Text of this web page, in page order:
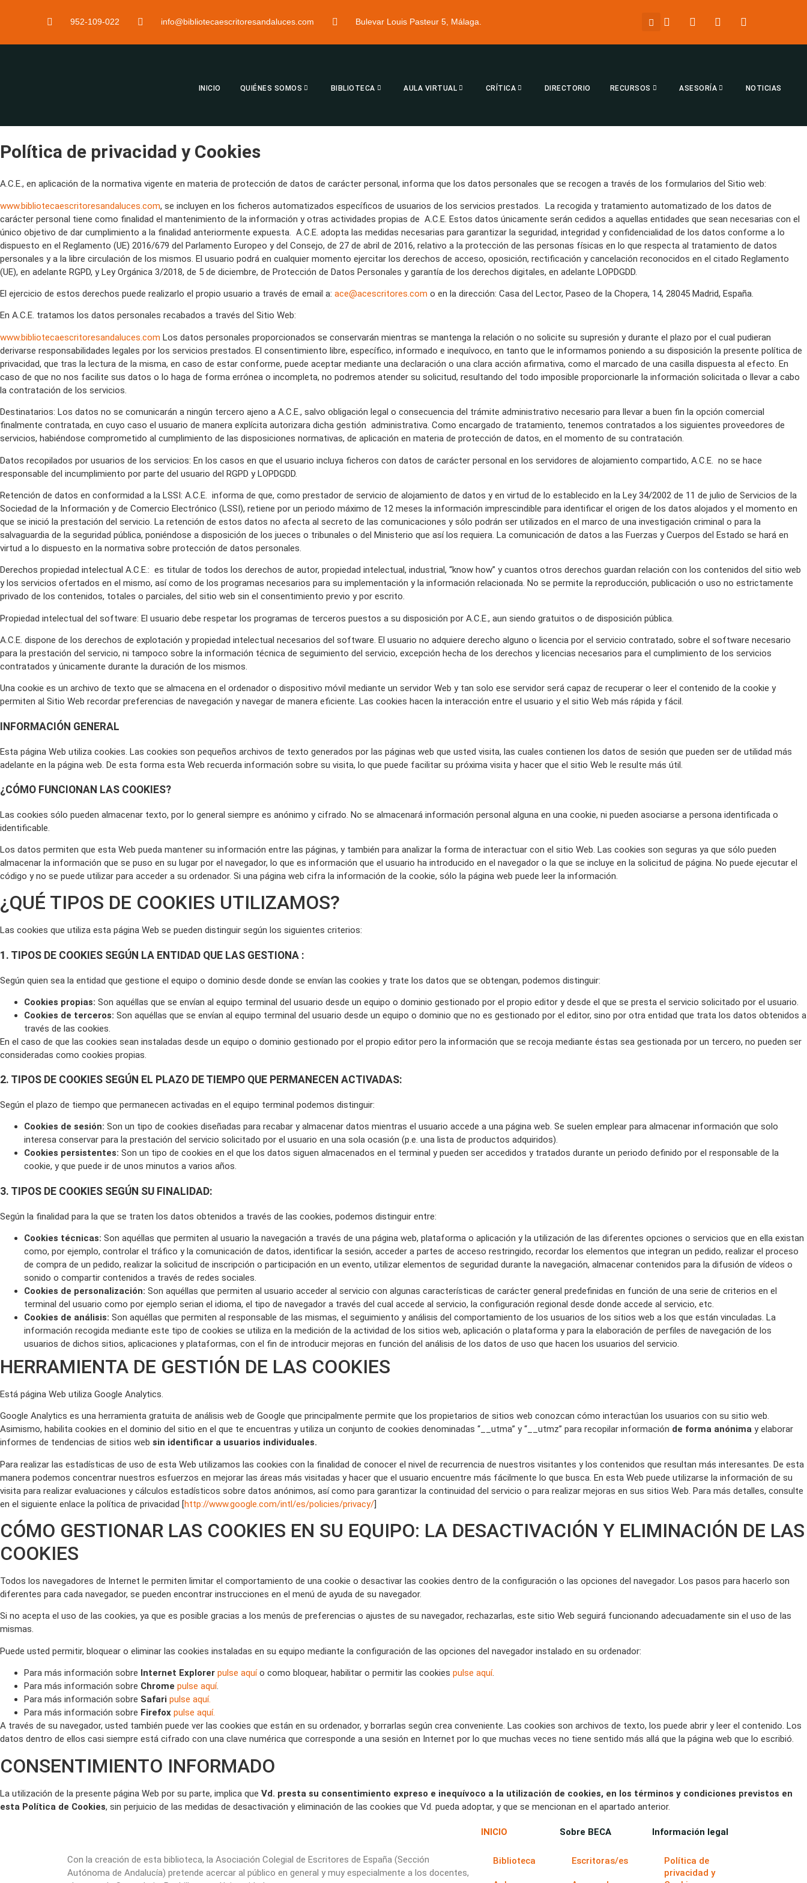
952-109-022 info@bibliotecaescritoresandaluces.com Bulevar Louis Pasteur 5, Málaga.
INICIO QUIÉNES SOMOS BIBLIOTECA AULA VIRTUAL CRÍTICA DIRECTORIO RECURSOS ASESORÍA NOTICIAS
Política de privacidad y Cookies
A.C.E., en aplicación de la normativa vigente en materia de protección de datos de carácter personal, informa que los datos personales que se recogen a través de los formularios del Sitio web:
www.bibliotecaescritoresandaluces.com, se incluyen en los ficheros automatizados específicos de usuarios de los servicios prestados. La recogida y tratamiento automatizado de los datos de
carácter personal tiene como finalidad el mantenimiento de la información y otras actividades propias de A.C.E. Estos datos únicamente serán cedidos a aquellas entidades que sean necesarias con el
único objetivo de dar cumplimiento a la finalidad anteriormente expuesta. A.C.E. adopta las medidas necesarias para garantizar la seguridad, integridad y confidencialidad de los datos conforme a lo
dispuesto en el Reglamento (UE) 2016/679 del Parlamento Europeo y del Consejo, de 27 de abril de 2016, relativo a la protección de las personas físicas en lo que respecta al tratamiento de datos
personales y a la libre circulación de los mismos. El usuario podrá en cualquier momento ejercitar los derechos de acceso, oposición, rectificación y cancelación reconocidos en el citado Reglamento
(UE), en adelante RGPD, y Ley Orgánica 3/2018, de 5 de diciembre, de Protección de Datos Personales y garantía de los derechos digitales, en adelante LOPDGDD.
El ejercicio de estos derechos puede realizarlo el propio usuario a través de email a: ace@acescritores.com o en la dirección: Casa del Lector, Paseo de la Chopera, 14, 28045 Madrid, España.
En A.C.E. tratamos los datos personales recabados a través del Sitio Web:
www.bibliotecaescritoresandaluces.com Los datos personales proporcionados se conservarán mientras se mantenga la relación o no solicite su supresión y durante el plazo por el cual pudieran
derivarse responsabilidades legales por los servicios prestados. El consentimiento libre, específico, informado e inequívoco, en tanto que le informamos poniendo a su disposición la presente política de
privacidad, que tras la lectura de la misma, en caso de estar conforme, puede aceptar mediante una declaración o una clara acción afirmativa, como el marcado de una casilla dispuesta al efecto. En
caso de que no nos facilite sus datos o lo haga de forma errónea o incompleta, no podremos atender su solicitud, resultando del todo imposible proporcionarle la información solicitada o llevar a cabo
la contratación de los servicios.
Destinatarios: Los datos no se comunicarán a ningún tercero ajeno a A.C.E., salvo obligación legal o consecuencia del trámite administrativo necesario para llevar a buen fin la opción comercial
finalmente contratada, en cuyo caso el usuario de manera explícita autorizara dicha gestión administrativa. Como encargado de tratamiento, tenemos contratados a los siguientes proveedores de
servicios, habiéndose comprometido al cumplimiento de las disposiciones normativas, de aplicación en materia de protección de datos, en el momento de su contratación.
Datos recopilados por usuarios de los servicios: En los casos en que el usuario incluya ficheros con datos de carácter personal en los servidores de alojamiento compartido, A.C.E. no se hace
responsable del incumplimiento por parte del usuario del RGPD y LOPDGDD.
Retención de datos en conformidad a la LSSI: A.C.E. informa de que, como prestador de servicio de alojamiento de datos y en virtud de lo establecido en la Ley 34/2002 de 11 de julio de Servicios de la
Sociedad de la Información y de Comercio Electrónico (LSSI), retiene por un periodo máximo de 12 meses la información imprescindible para identificar el origen de los datos alojados y el momento en
que se inició la prestación del servicio. La retención de estos datos no afecta al secreto de las comunicaciones y sólo podrán ser utilizados en el marco de una investigación criminal o para la
salvaguardia de la seguridad pública, poniéndose a disposición de los jueces o tribunales o del Ministerio que así los requiera. La comunicación de datos a las Fuerzas y Cuerpos del Estado se hará en
virtud a lo dispuesto en la normativa sobre protección de datos personales.
Derechos propiedad intelectual A.C.E.: es titular de todos los derechos de autor, propiedad intelectual, industrial, “know how” y cuantos otros derechos guardan relación con los contenidos del sitio web
y los servicios ofertados en el mismo, así como de los programas necesarios para su implementación y la información relacionada. No se permite la reproducción, publicación o uso no estrictamente
privado de los contenidos, totales o parciales, del sitio web sin el consentimiento previo y por escrito.
Propiedad intelectual del software: El usuario debe respetar los programas de terceros puestos a su disposición por A.C.E., aun siendo gratuitos o de disposición pública.
A.C.E. dispone de los derechos de explotación y propiedad intelectual necesarios del software. El usuario no adquiere derecho alguno o licencia por el servicio contratado, sobre el software necesario
para la prestación del servicio, ni tampoco sobre la información técnica de seguimiento del servicio, excepción hecha de los derechos y licencias necesarios para el cumplimiento de los servicios
contratados y únicamente durante la duración de los mismos.
Una cookie es un archivo de texto que se almacena en el ordenador o dispositivo móvil mediante un servidor Web y tan solo ese servidor será capaz de recuperar o leer el contenido de la cookie y
permiten al Sitio Web recordar preferencias de navegación y navegar de manera eficiente. Las cookies hacen la interacción entre el usuario y el sitio Web más rápida y fácil.
INFORMACIÓN GENERAL
Esta página Web utiliza cookies. Las cookies son pequeños archivos de texto generados por las páginas web que usted visita, las cuales contienen los datos de sesión que pueden ser de utilidad más
adelante en la página web. De esta forma esta Web recuerda información sobre su visita, lo que puede facilitar su próxima visita y hacer que el sitio Web le resulte más útil.
¿CÓMO FUNCIONAN LAS COOKIES?
Las cookies sólo pueden almacenar texto, por lo general siempre es anónimo y cifrado. No se almacenará información personal alguna en una cookie, ni pueden asociarse a persona identificada o
identificable.
Los datos permiten que esta Web pueda mantener su información entre las páginas, y también para analizar la forma de interactuar con el sitio Web. Las cookies son seguras ya que sólo pueden
almacenar la información que se puso en su lugar por el navegador, lo que es información que el usuario ha introducido en el navegador o la que se incluye en la solicitud de página. No puede ejecutar el
código y no se puede utilizar para acceder a su ordenador. Si una página web cifra la información de la cookie, sólo la página web puede leer la información.
¿QUÉ TIPOS DE COOKIES UTILIZAMOS?
Las cookies que utiliza esta página Web se pueden distinguir según los siguientes criterios:
1. TIPOS DE COOKIES SEGÚN LA ENTIDAD QUE LAS GESTIONA :
Según quien sea la entidad que gestione el equipo o dominio desde donde se envían las cookies y trate los datos que se obtengan, podemos distinguir:
Cookies propias: Son aquéllas que se envían al equipo terminal del usuario desde un equipo o dominio gestionado por el propio editor y desde el que se presta el servicio solicitado por el usuario.
Cookies de terceros: Son aquéllas que se envían al equipo terminal del usuario desde un equipo o dominio que no es gestionado por el editor, sino por otra entidad que trata los datos obtenidos a
través de las cookies.
En el caso de que las cookies sean instaladas desde un equipo o dominio gestionado por el propio editor pero la información que se recoja mediante éstas sea gestionada por un tercero, no pueden ser
consideradas como cookies propias.
2. TIPOS DE COOKIES SEGÚN EL PLAZO DE TIEMPO QUE PERMANECEN ACTIVADAS:
Según el plazo de tiempo que permanecen activadas en el equipo terminal podemos distinguir:
Cookies de sesión: Son un tipo de cookies diseñadas para recabar y almacenar datos mientras el usuario accede a una página web. Se suelen emplear para almacenar información que solo
interesa conservar para la prestación del servicio solicitado por el usuario en una sola ocasión (p.e. una lista de productos adquiridos).
Cookies persistentes: Son un tipo de cookies en el que los datos siguen almacenados en el terminal y pueden ser accedidos y tratados durante un periodo definido por el responsable de la
cookie, y que puede ir de unos minutos a varios años.
3. TIPOS DE COOKIES SEGÚN SU FINALIDAD:
Según la finalidad para la que se traten los datos obtenidos a través de las cookies, podemos distinguir entre:
Cookies técnicas: Son aquéllas que permiten al usuario la navegación a través de una página web, plataforma o aplicación y la utilización de las diferentes opciones o servicios que en ella existan
como, por ejemplo, controlar el tráfico y la comunicación de datos, identificar la sesión, acceder a partes de acceso restringido, recordar los elementos que integran un pedido, realizar el proceso
de compra de un pedido, realizar la solicitud de inscripción o participación en un evento, utilizar elementos de seguridad durante la navegación, almacenar contenidos para la difusión de vídeos o
sonido o compartir contenidos a través de redes sociales.
Cookies de personalización: Son aquéllas que permiten al usuario acceder al servicio con algunas características de carácter general predefinidas en función de una serie de criterios en el
terminal del usuario como por ejemplo serian el idioma, el tipo de navegador a través del cual accede al servicio, la configuración regional desde donde accede al servicio, etc.
Cookies de análisis: Son aquéllas que permiten al responsable de las mismas, el seguimiento y análisis del comportamiento de los usuarios de los sitios web a los que están vinculadas. La
información recogida mediante este tipo de cookies se utiliza en la medición de la actividad de los sitios web, aplicación o plataforma y para la elaboración de perfiles de navegación de los
usuarios de dichos sitios, aplicaciones y plataformas, con el fin de introducir mejoras en función del análisis de los datos de uso que hacen los usuarios del servicio.
HERRAMIENTA DE GESTIÓN DE LAS COOKIES
Está página Web utiliza Google Analytics.
Google Analytics es una herramienta gratuita de análisis web de Google que principalmente permite que los propietarios de sitios web conozcan cómo interactúan los usuarios con su sitio web.
Asimismo, habilita cookies en el dominio del sitio en el que te encuentras y utiliza un conjunto de cookies denominadas “__utma” y “__utmz” para recopilar información de forma anónima y elaborar
informes de tendencias de sitios web sin identificar a usuarios individuales.
Para realizar las estadísticas de uso de esta Web utilizamos las cookies con la finalidad de conocer el nivel de recurrencia de nuestros visitantes y los contenidos que resultan más interesantes. De esta
manera podemos concentrar nuestros esfuerzos en mejorar las áreas más visitadas y hacer que el usuario encuentre más fácilmente lo que busca. En esta Web puede utilizarse la información de su
visita para realizar evaluaciones y cálculos estadísticos sobre datos anónimos, así como para garantizar la continuidad del servicio o para realizar mejoras en sus sitios Web. Para más detalles, consulte
en el siguiente enlace la política de privacidad [http://www.google.com/intl/es/policies/privacy/]
CÓMO GESTIONAR LAS COOKIES EN SU EQUIPO: LA DESACTIVACIÓN Y ELIMINACIÓN DE LAS
COOKIES
Todos los navegadores de Internet le permiten limitar el comportamiento de una cookie o desactivar las cookies dentro de la configuración o las opciones del navegador. Los pasos para hacerlo son
diferentes para cada navegador, se pueden encontrar instrucciones en el menú de ayuda de su navegador.
Si no acepta el uso de las cookies, ya que es posible gracias a los menús de preferencias o ajustes de su navegador, rechazarlas, este sitio Web seguirá funcionando adecuadamente sin el uso de las
mismas.
Puede usted permitir, bloquear o eliminar las cookies instaladas en su equipo mediante la configuración de las opciones del navegador instalado en su ordenador:
Para más información sobre Internet Explorer pulse aquío como bloquear, habilitar o permitir las cookies pulse aquí.
Para más información sobre Chrome pulse aquí.
Para más información sobre Safari pulse aquí.
Para más información sobre Firefox pulse aquí.
A través de su navegador, usted también puede ver las cookies que están en su ordenador, y borrarlas según crea conveniente. Las cookies son archivos de texto, los puede abrir y leer el contenido. Los
datos dentro de ellos casi siempre está cifrado con una clave numérica que corresponde a una sesión en Internet por lo que muchas veces no tiene sentido más allá que la página web que lo escribió.
CONSENTIMIENTO INFORMADO
La utilización de la presente página Web por su parte, implica que Vd. presta su consentimiento expreso e inequívoco a la utilización de cookies, en los términos y condiciones previstos en
esta Política de Cookies, sin perjuicio de las medidas de desactivación y eliminación de las cookies que Vd. pueda adoptar, y que se mencionan en el apartado anterior.
Con la creación de esta biblioteca, la Asociación Colegial de Escritores de España (Sección
Autónoma de Andalucía) pretende acercar al público en general y muy especialmente a los docentes,
INICIO
Biblioteca
Sobre BECA
Escritoras/es
Información legal
Política de
privacidad y